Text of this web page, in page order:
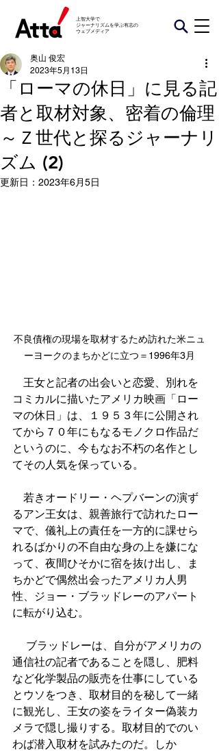
上智大学で
ジャーナリズムを学ぶ有志の
​ウェブメディア
「ローマの休日」に見る記
者と取材対象、密着の倫理
～Ｚ世代と探るジャーナリ
ズム (2)
奥山 俊宏
2023年5月13日
更新日： 2023年6月5日
不良債権の現場を取材するため訪れた米ニュ
ーヨークのまちかどに立つ＝1996年3月
王女と記者の出会いと恋愛、別れを
コミカルに描いたアメリカ映画「ロー
マの休日」は、１９５３年に公開され
てから７０年にもなるモノクロ作品だ
というのに、今もなお不朽の名作とし
てその人気を保っている。
若きオードリー・ヘプバーンの演ず
るアン王女は、親善旅行で訪れたロー
マで、儀礼上の責任を一方的に課せら
れるばかりの不自由な身の上を嫌にな
って、夜間ひそかに宿を抜け出し、ま
ちかどで偶然出会ったアメリカ人男
性、ジョー・ブラッドレーのアパート
に転がり込む。
通信社の記者であることを隠し、肥料
など化学製品の販売を仕事にしている
とウソをつき、取材目的を秘して一緒
に観光し、王女の姿をライター偽装カ
メラで隠し撮りする。取材目的でのい
わば潜入取材を試みたのだ。しか